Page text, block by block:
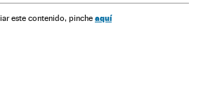
este contenido, pinche aquí